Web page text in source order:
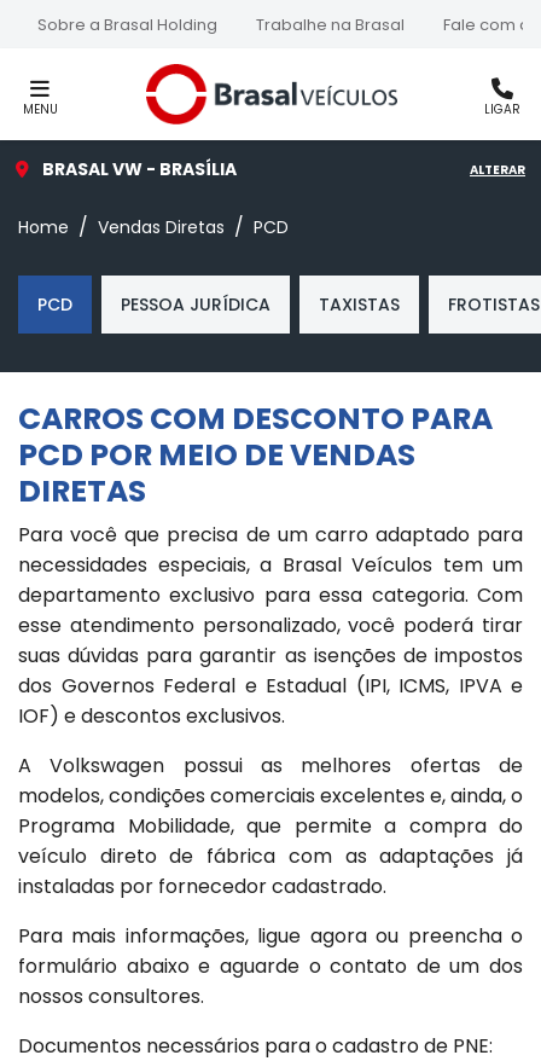
Sobre a Brasal Holding Trabalhe na Brasal Fale com a
MENU LIGAR
BRASAL VW - BRASÍLIA ALTERAR
Home Vendas Diretas PCD
PESSOA JURÍDICA TAXISTAS
PCD FROTISTAS
CARROS COM DESCONTO PARA
PCD POR MEIO DE VENDAS
DIRETAS
Para você que precisa de um carro adaptado para
necessidades especiais, a Brasal Veículos tem um
departamento exclusivo para essa categoria. Com
esse atendimento personalizado, você poderá tirar
suas dúvidas para garantir as isenções de impostos
dos Governos Federal e Estadual (IPI, ICMS, IPVA e
IOF) e descontos exclusivos.
A Volkswagen possui as melhores ofertas de
modelos, condições comerciais excelentes e, ainda, o
Programa Mobilidade, que permite a compra do
veículo direto de fábrica com as adaptações já
instaladas por fornecedor cadastrado.
Para mais informações, ligue agora ou preencha o
formulário abaixo e aguarde o contato de um dos
nossos consultores.
Documentos necessários para o cadastro de PNE: